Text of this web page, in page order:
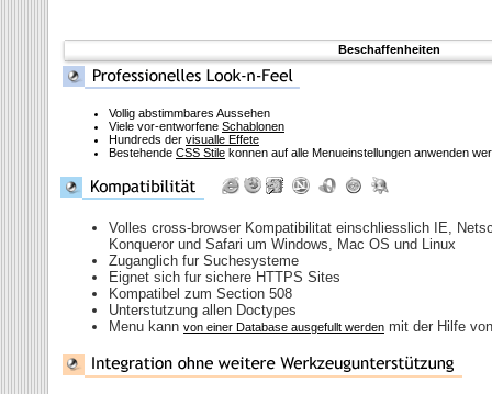
Beschaffenheiten
Vollig abstimmbares Aussehen
Viele vor-entworfene Schablonen
Hundreds der visualle Effete
Bestehende CSS Stile konnen auf alle Menueinstellungen anwenden
Volles cross-browser Kompatibilitat einschliesslich IE,
Konqueror und Safari um Windows, Mac OS und Linux
Zuganglich fur Suchesysteme
Eignet sich fur sichere HTTPS Sites
Kompatibel zum Section 508
Unterstutzung allen Doctypes
Menu kann von einer Database ausgefullt werden mit der Hilfe